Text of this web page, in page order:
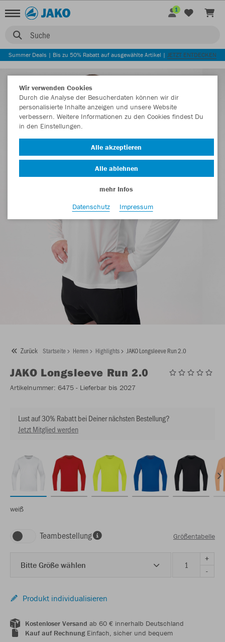
Suche
1
Summer Deals | Bis zu 50% Rabatt auf ausgewählte Artikel | JETZT ENTDECKEN
Zurück Startseite Herren Highlights JAKO Longsleeve Run 2.0
JAKO Longsleeve Run 2.0
Artikelnummer: 6475 - Lieferbar bis 2027
Lust auf 30% Rabatt bei Deiner nächsten Bestellung?
Jetzt Mitglied werden
weiß
Teambestellung Größentabelle
Bitte Größe wählen
+
-
Produkt individualisieren
Kostenloser Versand ab 60 € innerhalb Deutschland
Kauf auf RechnungEinfach, sicher und bequem
Wir verwenden Cookies
Durch die Analyse der Besucherdaten können wir dir
personalisierte Inhalte anzeigen und unsere Website
verbessern. Weitere Informationen zu den Cookies findest Du
in den Einstellungen.
Alle akzeptieren
Alle ablehnen
mehr Infos
Datenschutz
Impressum